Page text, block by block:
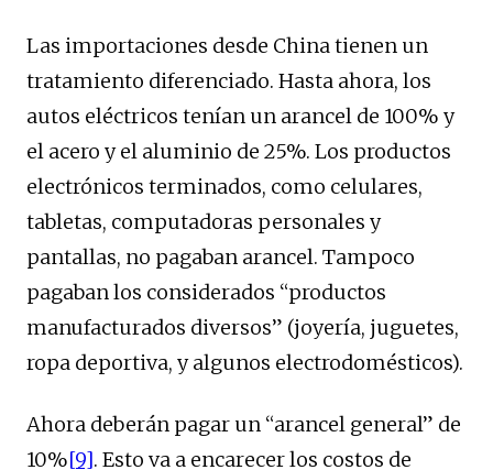
Las importaciones desde China tienen un
tratamiento diferenciado. Hasta ahora, los
autos eléctricos tenían un arancel de 100% y
el acero y el aluminio de 25%. Los productos
electrónicos terminados, como celulares,
tabletas, computadoras personales y
pantallas, no pagaban arancel. Tampoco
pagaban los considerados “productos
manufacturados diversos” (joyería, juguetes,
ropa deportiva, y algunos electrodomésticos).
Ahora deberán pagar un “arancel general” de
10%[9]. Esto va a encarecer los costos de